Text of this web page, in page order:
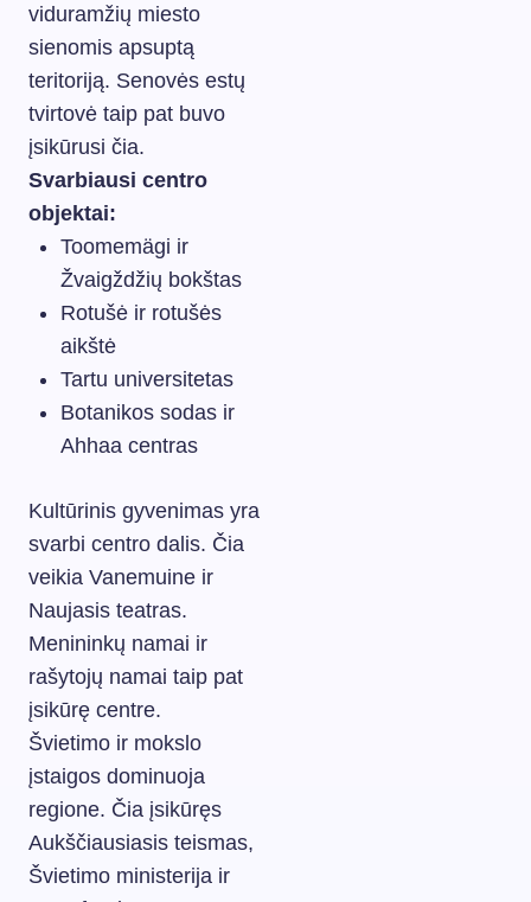
viduramžių miesto
sienomis apsuptą
teritoriją. Senovės estų
tvirtovė taip pat buvo
įsikūrusi čia.
Svarbiausi centro
objektai:
Toomemägi ir
Žvaigždžių bokštas
Rotušė ir rotušės
aikštė
Tartu universitetas
Botanikos sodas ir
Ahhaa centras
Kultūrinis gyvenimas yra
svarbi centro dalis. Čia
veikia Vanemuine ir
Naujasis teatras.
Menininkų namai ir
rašytojų namai taip pat
įsikūrę centre.
Švietimo ir mokslo
įstaigos dominuoja
regione. Čia įsikūręs
Aukščiausiasis teismas,
Švietimo ministerija ir